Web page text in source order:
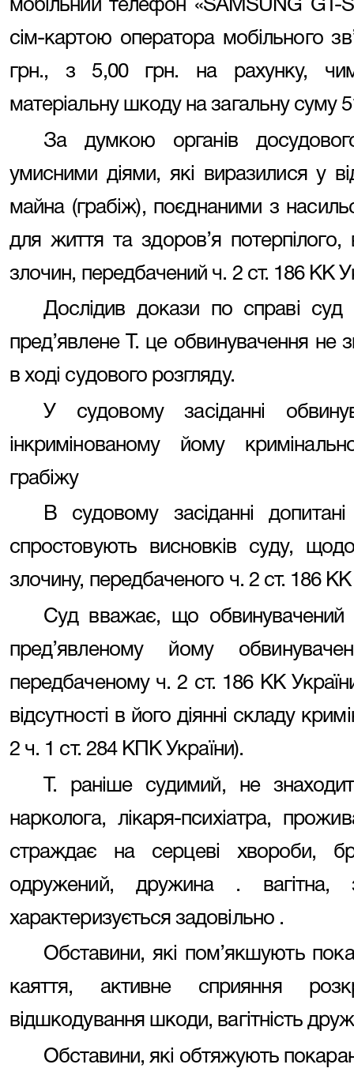
мобільний телефон «SAMSUNG GT-
сім-картою оператора мобільного
грн., з 5,00 грн. на рахунку,
матеріальну шкоду на загальну суму
За думкою органів
умисними діями, які виразилися у
майна (грабіж), поєднаними з
для життя та здоров’я
злочин, передбачений ч. 2 ст. 186 КК
Дослідив докази по справі
пред’явлене Т. це обвинувачення не
в ході судового розгляду.
У судовому засіданні
інкримінованому йому
грабіжу
В судовому засіданні
спростовують висновків суду,
злочину, передбаченого ч. 2 ст. 186 КК
Суд вважає, що обвинувачений
пред’явленому йому
передбаченому ч. 2 ст. 186 КК
відсутності в його діянні складу
2 ч. 1 ст. 284 КПК України).
Т. раніше судимий, не
нарколога, лікаря-психіатра,
страждає на серцеві хвороби,
одружений, дружина . вагітна,
характеризується задовільно .
Обставини, які пом’якшують
каяття, активне сприяння
відшкодування шкоди, вагітність
Обставини, які обтяжують